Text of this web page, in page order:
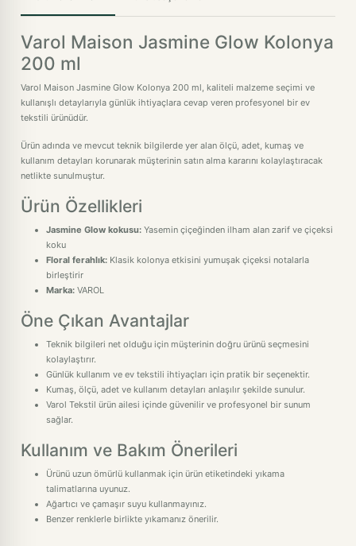
Varol Maison Jasmine Glow Kolonya
200 ml
Varol Maison Jasmine Glow Kolonya 200 ml, kaliteli malzeme seçimi ve
kullanışlı detaylarıyla günlük ihtiyaçlara cevap veren profesyonel bir ev
tekstili ürünüdür.
Ürün adında ve mevcut teknik bilgilerde yer alan ölçü, adet, kumaş ve
kullanım detayları korunarak müşterinin satın alma kararını kolaylaştıracak
netlikte sunulmuştur.
Ürün Özellikleri
Jasmine Glow kokusu: Yasemin çiçeğinden ilham alan zarif ve çiçeksi
koku
Floral ferahlık: Klasik kolonya etkisini yumuşak çiçeksi notalarla
birleştirir
Marka: VAROL
Öne Çıkan Avantajlar
Teknik bilgileri net olduğu için müşterinin doğru ürünü seçmesini
kolaylaştırır.
Günlük kullanım ve ev tekstili ihtiyaçları için pratik bir seçenektir.
Kumaş, ölçü, adet ve kullanım detayları anlaşılır şekilde sunulur.
Varol Tekstil ürün ailesi içinde güvenilir ve profesyonel bir sunum
sağlar.
Kullanım ve Bakım Önerileri
Ürünü uzun ömürlü kullanmak için ürün etiketindeki yıkama
talimatlarına uyunuz.
Ağartıcı ve çamaşır suyu kullanmayınız.
Benzer renklerle birlikte yıkamanız önerilir.